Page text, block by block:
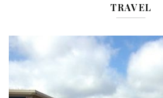
TRAVEL